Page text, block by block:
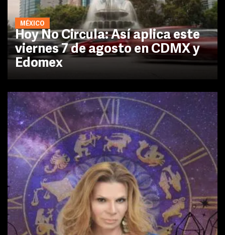
MÉXICO
Hoy No Circula: Así aplica este
viernes 7 de agosto en CDMX y
Edomex